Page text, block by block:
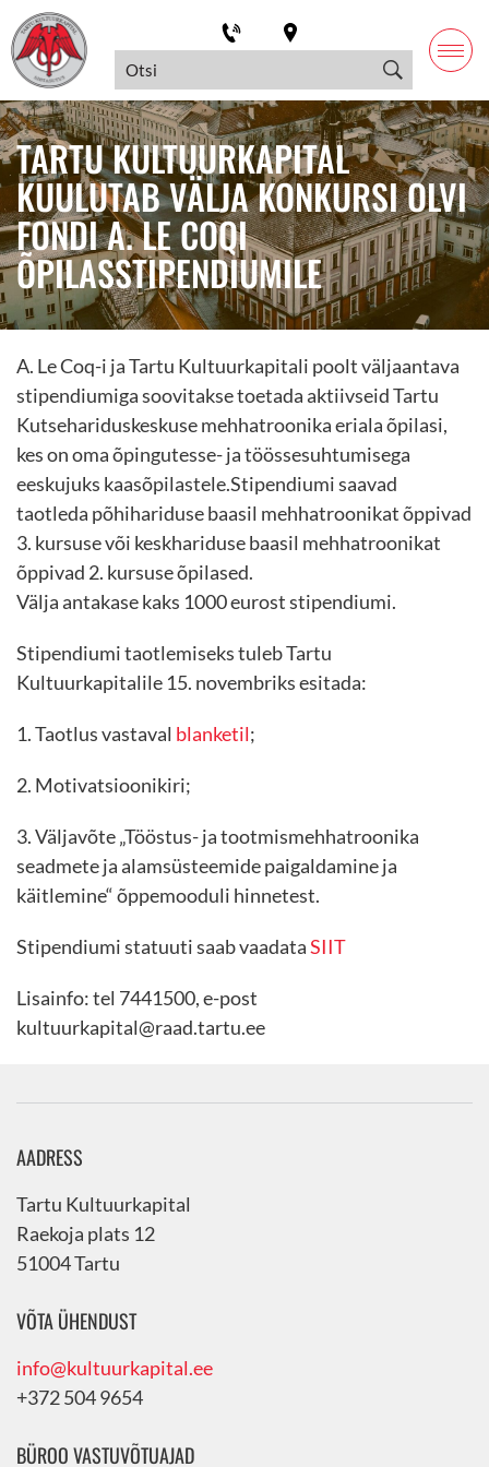
TARTU KULTUURKAPITAL
KUULUTAB VÄLJA KONKURSI OLVI
FONDI A. LE COQI
ÕPILASSTIPENDIUMILE
A. Le Coq-i ja Tartu Kultuurkapitali poolt väljaantava
stipendiumiga soovitakse toetada aktiivseid Tartu
Kutsehariduskeskuse mehhatroonika eriala õpilasi,
kes on oma õpingutesse- ja töössesuhtumisega
eeskujuks kaasõpilastele.Stipendiumi saavad
taotleda põhihariduse baasil mehhatroonikat õppivad
3. kursuse või keskhariduse baasil mehhatroonikat
õppivad 2. kursuse õpilased.
Välja antakase kaks 1000 eurost stipendiumi.
Stipendiumi taotlemiseks tuleb Tartu
Kultuurkapitalile 15. novembriks esitada:
1. Taotlus vastaval blanketil;
2. Motivatsioonikiri;
3. Väljavõte „Tööstus- ja tootmismehhatroonika
seadmete ja alamsüsteemide paigaldamine ja
käitlemine“ õppemooduli hinnetest.
Stipendiumi statuuti saab vaadataSIIT
Lisainfo: tel 7441500, e-post
kultuurkapital@raad.tartu.ee
AADRESS
Tartu Kultuurkapital
Raekoja plats 12
51004 Tartu
VÕTA ÜHENDUST
info@kultuurkapital.ee
+372 504 9654
BÜROO VASTUVÕTUAJAD